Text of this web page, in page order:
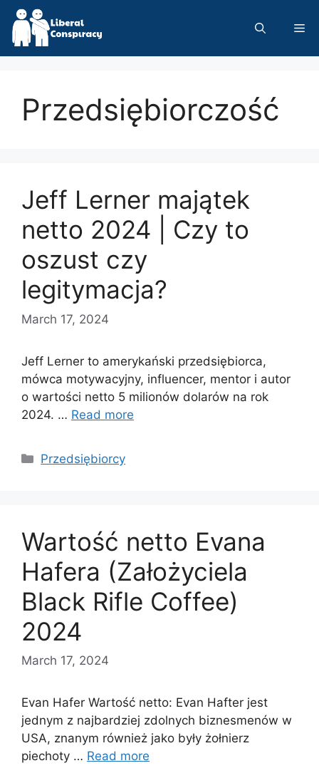
Skip
content
Przedsiębiorczość
Jeff Lerner majątek
netto 2024 | Czy to
oszust czy
legitymacja?
March 17, 2024
Jeff Lerner to amerykański przedsiębiorca,
mówca motywacyjny, influencer, mentor i autor
o wartości netto 5 milionów dolarów na rok
2024. … Read more
Categories
Przedsiębiorcy
Wartość netto Evana
Hafera (Założyciela
Black Rifle Coffee)
2024
March 17, 2024
Evan Hafer Wartość netto: Evan Hafter jest
jednym z najbardziej zdolnych biznesmenów w
USA, znanym również jako były żołnierz
piechoty … Read more